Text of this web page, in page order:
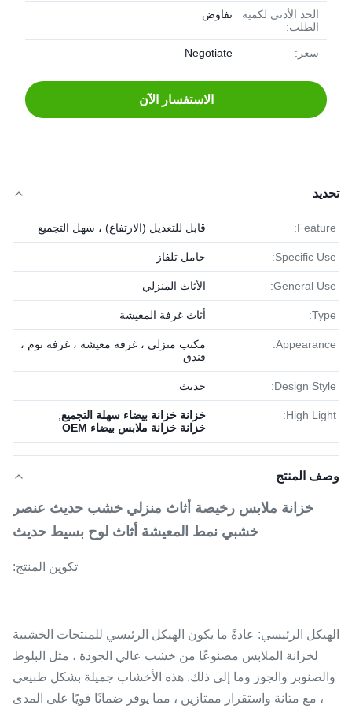
الحد الأدنى لكمية
الطلب:
تفاوض
سعر: Negotiate
الاستفسار الآن
تحديد
Feature: قابل للتعديل (الارتفاع) ، سهل التجميع
Specific Use: حامل تلفاز
General Use: الأثاث المنزلي
Type: أثاث غرفة المعيشة
Appearance:
مكتب منزلي ، غرفة معيشة ، غرفة نوم ،
فندق
Design Style: حديث
High Light: خزانة خزانة بيضاء سهلة التجميع
خزانة خزانة ملابس بيضاء OEM
وصف المنتج
خزانة ملابس رخيصة أثاث منزلي خشب حديث عنصر
خشبي نمط المعيشة أثاث لوح بسيط حديث
تكوين المنتج:
الهيكل الرئيسي: عادةً ما يكون الهيكل الرئيسي للمنتجات الخشبية
لخزانة الملابس مصنوعًا من خشب عالي الجودة ، مثل البلوط
والصنوبر والجوز وما إلى ذلك. هذه الأخشاب جميلة بشكل طبيعي
، مع متانة واستقرار ممتازين ، مما يوفر ضمانًا قويًا على المدى